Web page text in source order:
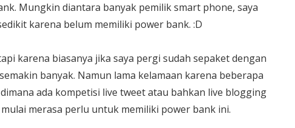
Mungkin diantara banyak pemilik smart phone, saya
karena belum memiliki power bank. :D
karena biasanya jika saya pergi sudah sepaket dengan
banyak. Namun lama kelamaan karena beberapa
ada kompetisi live tweet atau bahkan live blogging
merasa perlu untuk memiliki power bank ini.